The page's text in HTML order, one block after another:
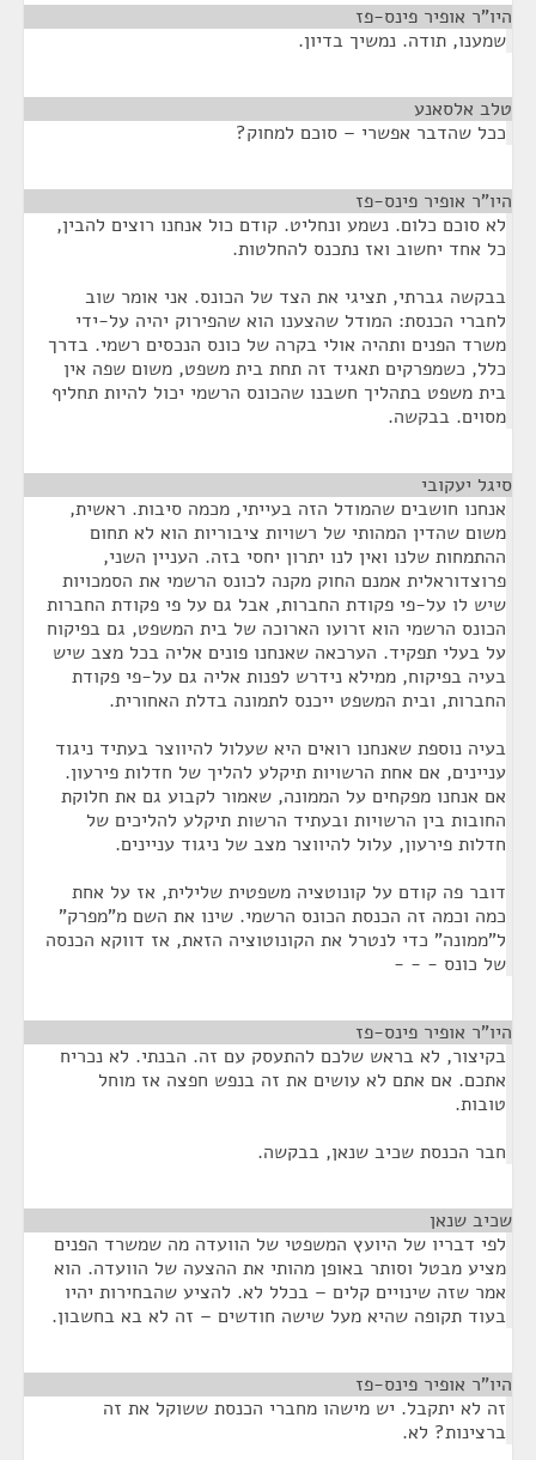
היו"ר אופיר פינס-פז
שמענו, תודה. נמשיך בדיון.
טלב אלסאנע
ככל שהדבר אפשרי – סוכם למחוק?
היו"ר אופיר פינס-פז
לא סוכם כלום. נשמע ונחליט. קודם כול אנחנו רוצים להבין,
כל אחד יחשוב ואז נתכנס להחלטות.
בבקשה גברתי, תציגי את הצד של הכונס. אני אומר שוב
לחברי הכנסת: המודל שהצענו הוא שהפירוק יהיה על-ידי
משרד הפנים ותהיה אולי בקרה של כונס הנכסים רשמי. בדרך
כלל, כשמפרקים תאגיד זה תחת בית משפט, משום שפה אין
בית משפט בתהליך חשבנו שהכונס הרשמי יכול להיות תחליף
מסוים. בבקשה.
סיגל יעקובי
אנחנו חושבים שהמודל הזה בעייתי, מכמה סיבות. ראשית,
משום שהדין המהותי של רשויות ציבוריות הוא לא תחום
ההתמחות שלנו ואין לנו יתרון יחסי בזה. העניין השני,
פרוצדוראלית אמנם החוק מקנה לכונס הרשמי את הסמכויות
שיש לו על-פי פקודת החברות, אבל גם על פי פקודת החברות
הכונס הרשמי הוא זרועו הארוכה של בית המשפט, גם בפיקוח
על בעלי תפקיד. הערכאה שאנחנו פונים אליה בכל מצב שיש
בעיה בפיקוח, ממילא נידרש לפנות אליה גם על-פי פקודת
החברות, ובית המשפט ייכנס לתמונה בדלת האחורית.
בעיה נוספת שאנחנו רואים היא שעלול להיווצר בעתיד ניגוד
עניינים, אם אחת הרשויות תיקלע להליך של חדלות פירעון.
אם אנחנו מפקחים על הממונה, שאמור לקבוע גם את חלוקת
החובות בין הרשויות ובעתיד הרשות תיקלע להליכים של
חדלות פירעון, עלול להיווצר מצב של ניגוד עניינים.
דובר פה קודם על קונוטציה משפטית שלילית, אז על אחת
כמה וכמה זה הכנסת הכונס הרשמי. שינו את השם מ"מפרק"
ל"ממונה" כדי לנטרל את הקונוטוציה הזאת, אז דווקא הכנסה
של כונס - - -
היו"ר אופיר פינס-פז
בקיצור, לא בראש שלכם להתעסק עם זה. הבנתי. לא נכריח
אתכם. אם אתם לא עושים את זה בנפש חפצה אז מוחל
טובות.
חבר הכנסת שכיב שנאן, בבקשה.
שכיב שנאן
לפי דבריו של היועץ המשפטי של הוועדה מה שמשרד הפנים
מציע מבטל וסותר באופן מהותי את ההצעה של הוועדה. הוא
אמר שזה שינויים קלים – בכלל לא. להציע שהבחירות יהיו
בעוד תקופה שהיא מעל שישה חודשים – זה לא בא בחשבון.
היו"ר אופיר פינס-פז
זה לא יתקבל. יש מישהו מחברי הכנסת ששוקל את זה
ברצינות? לא.